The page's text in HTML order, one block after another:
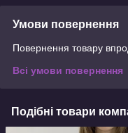
Умови повернення
Повернення товару
Всі умови повернення
Подібні товари